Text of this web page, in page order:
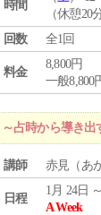
時間
（休憩20
回数
全1回
料金
8,800円
一般8,800
占時から導き出
講師 赤見（あ
日程
1月 24日
A Week